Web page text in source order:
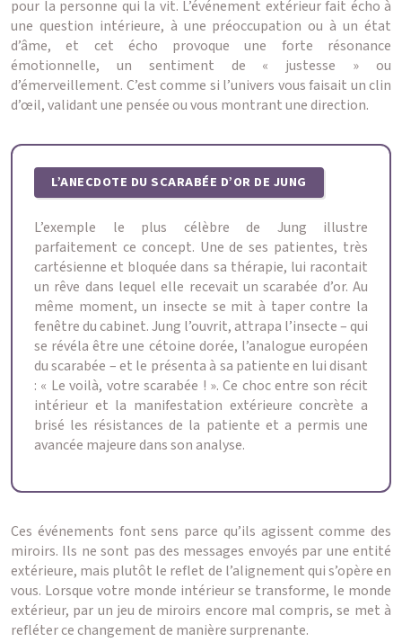
pour la personne qui la vit. L’événement extérieur fait écho à
une question intérieure, à une préoccupation ou à un état
d’âme, et cet écho provoque une forte résonance
émotionnelle, un sentiment de « justesse » ou
d’émerveillement. C’est comme si l’univers vous faisait un clin
d’œil, validant une pensée ou vous montrant une direction.
L’ANECDOTE DU SCARABÉE D’OR DE JUNG
L’exemple le plus célèbre de Jung illustre
parfaitement ce concept. Une de ses patientes, très
cartésienne et bloquée dans sa thérapie, lui racontait
un rêve dans lequel elle recevait un scarabée d’or. Au
même moment, un insecte se mit à taper contre la
fenêtre du cabinet. Jung l’ouvrit, attrapa l’insecte – qui
se révéla être une cétoine dorée, l’analogue européen
du scarabée – et le présenta à sa patiente en lui disant
: « Le voilà, votre scarabée ! ». Ce choc entre son récit
intérieur et la manifestation extérieure concrète a
brisé les résistances de la patiente et a permis une
avancée majeure dans son analyse.
Ces événements font sens parce qu’ils agissent comme des
miroirs. Ils ne sont pas des messages envoyés par une entité
extérieure, mais plutôt le reflet de l’alignement qui s’opère en
vous. Lorsque votre monde intérieur se transforme, le monde
extérieur, par un jeu de miroirs encore mal compris, se met à
refléter ce changement de manière surprenante.